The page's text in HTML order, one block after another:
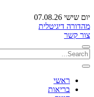
יום שישי 07.08.26
מהדורה דיגיטלית
צור קשר
ראשי
בריאות